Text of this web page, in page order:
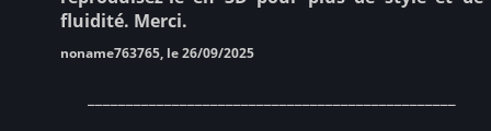
fluidité. Merci.
noname763765, le 26/09/2025